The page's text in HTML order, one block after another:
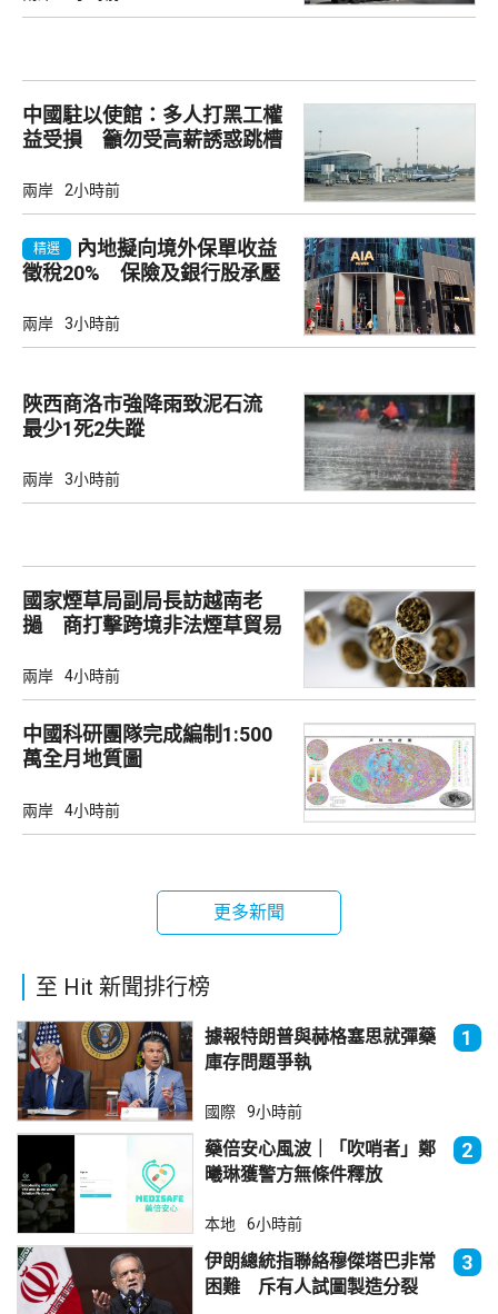
中國駐以使館：多人打黑工權
益受損 籲勿受高薪誘惑跳槽
兩岸 2小時前
精選
內地擬向境外保單收益
徵稅20% 保險及銀行股承壓
兩岸 3小時前
陜西商洛市強降雨致泥石流
最少1死2失蹤
兩岸 3小時前
國家煙草局副局長訪越南老
撾 商打擊跨境非法煙草貿易
兩岸 4小時前
中國科研團隊完成編制1:500
萬全月地質圖
兩岸 4小時前
更多新聞
至 Hit 新聞排行榜
據報特朗普與赫格塞思就彈藥
庫存問題爭執
1
國際 9小時前
藥倍安心風波｜「吹哨者」鄭
曦琳獲警方無條件釋放
2
本地 6小時前
伊朗總統指聯絡穆傑塔巴非常
困難 斥有人試圖製造分裂
3